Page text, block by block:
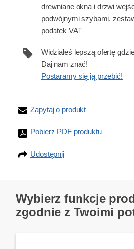
drewniane okna i drzwi
podwójnymi szybami,
podatek VAT
Widziałeś lepszą ofertę
Daj nam znać!
Postaramy się ją przebić!
Zapytaj o produkt
Pobierz PDF produktu
Udostępnij
Wybierz funkcje
zgodnie z Twoimi